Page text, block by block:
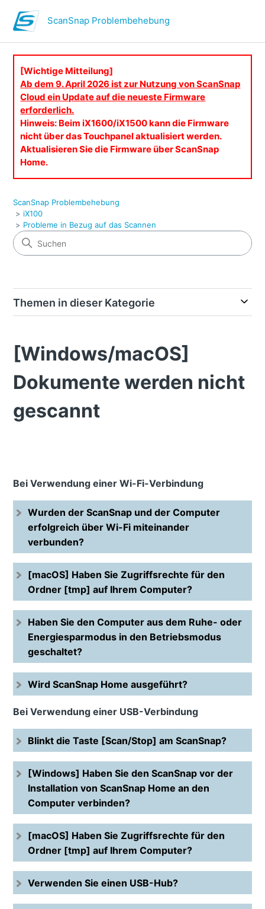
ScanSnap Problembehebung
[Wichtige Mitteilung]
Ab dem 9. April 2026 ist zur Nutzung von ScanSnap
Cloud ein Update auf die neueste Firmware
erforderlich.
Hinweis: Beim iX1600/iX1500 kann die Firmware
nicht über das Touchpanel aktualisiert werden.
Aktualisieren Sie die Firmware über ScanSnap
Home.
ScanSnap Problembehebung
iX100
Probleme in Bezug auf das Scannen
Themen in dieser Kategorie
[Windows/macOS]
Dokumente werden nicht
gescannt
Bei Verwendung einer Wi-Fi-Verbindung
Wurden der ScanSnap und der Computer
erfolgreich über Wi-Fi miteinander
verbunden?
[macOS] Haben Sie Zugriffsrechte für den
Ordner [tmp] auf Ihrem Computer?
Haben Sie den Computer aus dem Ruhe- oder
Energiesparmodus in den Betriebsmodus
geschaltet?
Wird ScanSnap Home ausgeführt?
Bei Verwendung einer USB-Verbindung
Blinkt die Taste [Scan/Stop] am ScanSnap?
[Windows] Haben Sie den ScanSnap vor der
Installation von ScanSnap Home an den
Computer verbinden?
[macOS] Haben Sie Zugriffsrechte für den
Ordner [tmp] auf Ihrem Computer?
Verwenden Sie einen USB-Hub?